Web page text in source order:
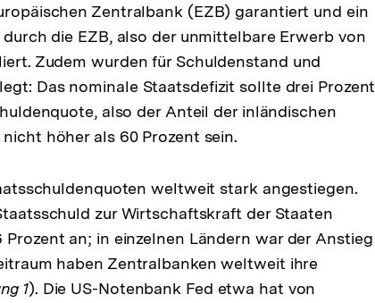
der
Fußnote
Zentralbank (EZB) garantiert und ein
die EZB, also der unmittelbare Erwerb von
Zudem wurden für Schuldenstand und
Das nominale Staatsdefizit sollte drei Prozent
also der Anteil der inländischen
höher als 60 Prozent sein.
weltweit stark angestiegen.
zur Wirtschaftskraft der Staaten
Prozent an; in einzelnen Ländern war der Anstieg
haben Zentralbanken weltweit ihre
1). Die US-Notenbank Fed etwa hat von